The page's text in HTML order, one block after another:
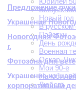
Выпускной
Новый год
В русском
Пайетки
День
Военная
Оскар.
Мои 90-е
На юбилей
Любовь
Предложение руки
Украшение
Новогодняя
г.
Фотозона для
Украшение из
корпоративный